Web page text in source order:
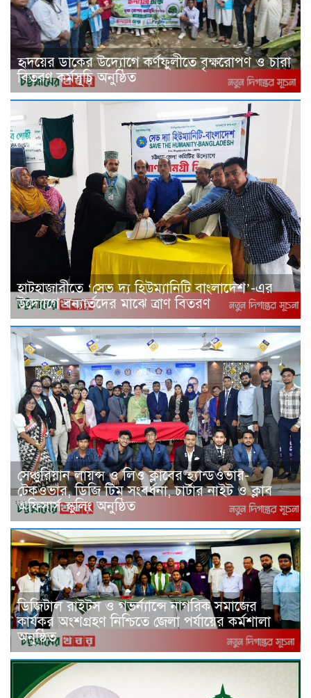
হৃদয়ের ডাকের উদ্যোগে কর্ণফুলীতে বৃক্ষরোপণ ও চারা
বিতরণ কর্মসূচি অনুষ্ঠিত
হাটহাজারীতে ‘সেভ দ্য হিউম্যানিটি বাংলাদেশ’-এর
উদ্যোগে বন্যার্তদের মাঝে ত্রাণ বিতরণ
সেঞ্চুরিয়ান লায়ন্স ও লিও ক্লাবের হ্যান্ডওভার-
টেকওভার, ডিজি টিম সংবর্ধনা, চার্টার নাইট ও ক্লাব
অফিসার্স স্কুলিং অনুষ্ঠিত
ডিজিটাল রাইটস ও গভর্ন্যান্সে নাগরিক সমাজের
কার্যকর অংশগ্রহণ নিশ্চিতে জেলা পর্যায়ের কর্মশালা
অনুষ্ঠিত